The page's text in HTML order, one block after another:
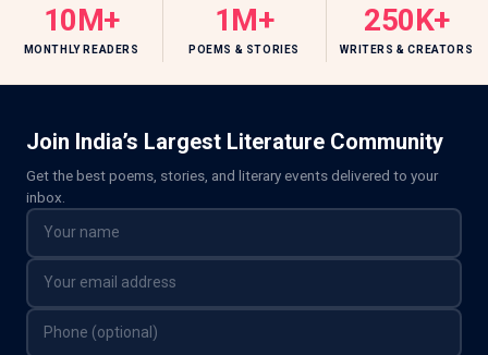
10M+
MONTHLY READERS
1M+
POEMS & STORIES
250K+
WRITERS & CREATORS
Join India’s Largest Literature Community
Get the best poems, stories, and literary events delivered to your
inbox.